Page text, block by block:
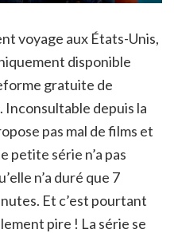
voyage aux États-Unis,
disponible
gratuite de
Inconsultable depuis la
pas mal de films et
petite série n’a pas
n’a duré que 7
Et c’est pourtant
pire ! La série se